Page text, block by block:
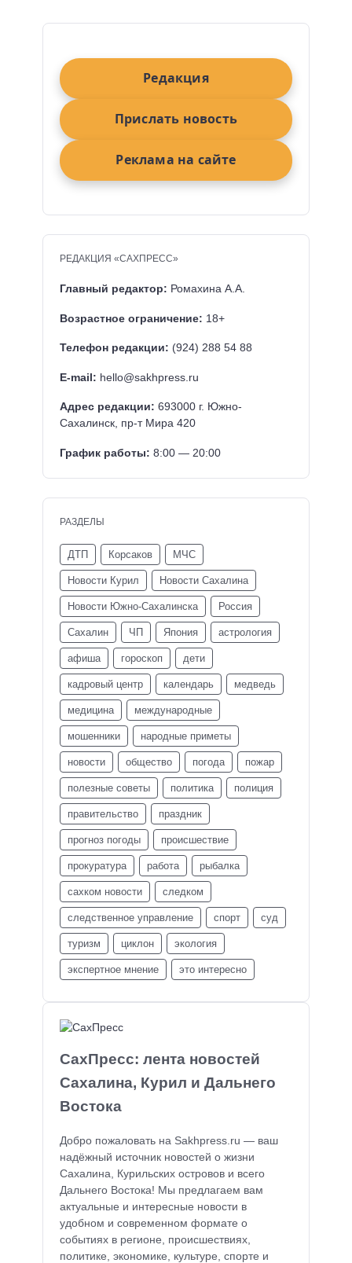
СахПресс: лента новостей
Сахалина, Курил и Дальнего
Востока
Добро пожаловать на Sakhpress.ru — ваш
надёжный источник новостей о жизни
Сахалина, Курильских островов и всего
Дальнего Востока! Мы предлагаем вам
актуальные и интересные новости в
удобном и современном формате о
событиях в регионе, происшествиях,
политике, экономике, культуре, спорте и
Редакция
Прислать новость
Реклама на сайте
РЕДАКЦИЯ «САХПРЕСС»
Главный редактор: Ромахина А.А.
Возрастное ограничение: 18+
Телефон редакции: (924) 288 54 88
E-mail: hello@sakhpress.ru
Адрес редакции: 693000 г. Южно-
Сахалинск, пр-т Мира 420
График работы: 8:00 — 20:00
РАЗДЕЛЫ
ДТП Корсаков МЧС
Новости Курил Новости Сахалина
Новости Южно-Сахалинска Россия
Сахалин ЧП Япония астрология
афиша гороскоп дети
кадровый центр календарь медведь
медицина международные
мошенники народные приметы
новости общество погода пожар
полезные советы политика полиция
правительство праздник
прогноз погоды происшествие
прокуратура работа рыбалка
сахком новости следком
следственное управление спорт суд
туризм циклон экология
экспертное мнение это интересно